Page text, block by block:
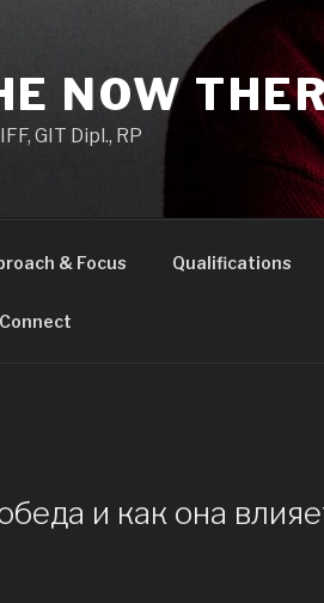
NOW
GIT Dipl., RP
& Focus Qualifications
Connect
и как она